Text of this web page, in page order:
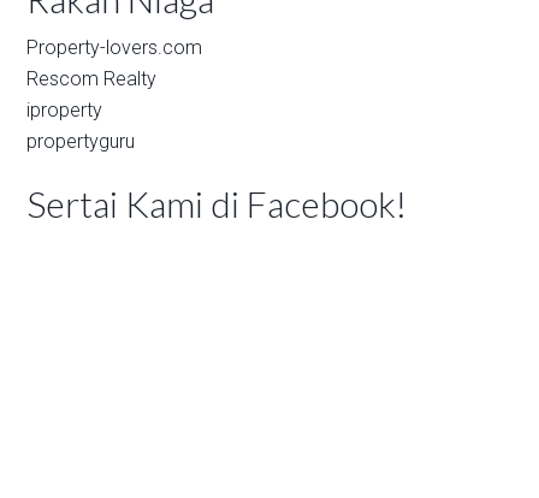
Property-lovers.com
Rescom Realty
iproperty
propertyguru
Sertai Kami di Facebook!